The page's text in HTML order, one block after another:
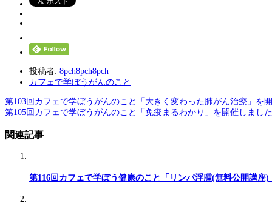
投稿者: 8pch8pch8pch
カフェで学ぼうがんのこと
第103回カフェで学ぼうがんのこと「大きく変わった肺がん治療」を
第105回カフェで学ぼうがんのこと「免疫まるわかり」を開催しました
関連記事
第116回カフェで学ぼう健康のこと「リンパ浮腫(無料公開講座)